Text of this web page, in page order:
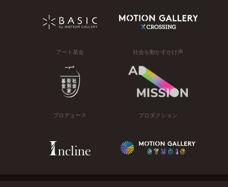
アート基金 社会を動かすかけ声
プロデュース プロダクション